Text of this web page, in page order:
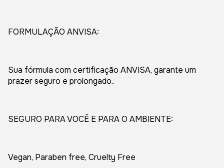
FORMULAÇÃO ANVISA:
Sua fórmula com certificação ANVISA, garante um
prazer seguro e prolongado..
SEGURO PARA VOCÊ E PARA O AMBIENTE:
Vegan, Paraben free, Cruelty Free